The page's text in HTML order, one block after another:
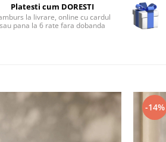
2
Iepure, 6
Regal,
Facebook
Platesti cum DORESTI
la livrare, online cu cardul
sau pana la 6 rate fara dobanda
-14%